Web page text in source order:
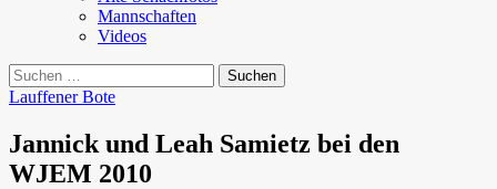
Mannschaften
Videos
Suchen
nach:
Lauffener Bote
Jannick und Leah Samietz bei den
WJEM 2010